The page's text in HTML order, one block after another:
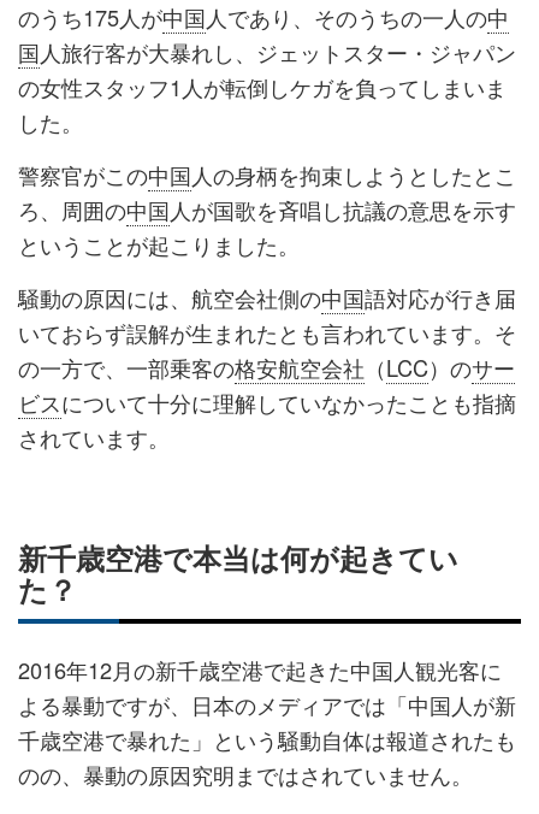
のうち175人が中国人であり、そのうちの一人の中
国人旅行客が大暴れし、ジェットスター・ジャパン
の女性スタッフ1人が転倒しケガを負ってしまいま
した。
警察官がこの中国人の身柄を拘束しようとしたとこ
ろ、周囲の中国人が国歌を斉唱し抗議の意思を示す
ということが起こりました。
騒動の原因には、航空会社側の中国語対応が行き届
いておらず誤解が生まれたとも言われています。そ
の一方で、一部乗客の格安航空会社 （LCC）のサー
ビスについて十分に理解していなかったことも指摘
されています。
新千歳空港で本当は何が起きてい
た？
2016年12月の新千歳空港で起きた中国人観光客に
よる暴動ですが、日本のメディアでは「中国人が新
千歳空港で暴れた」という騒動自体は報道されたも
のの、暴動の原因究明まではされていません。